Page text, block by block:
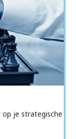
je strategische